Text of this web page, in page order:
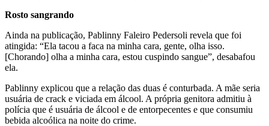
Rosto sangrando
Ainda na publicação, Pablinny Faleiro Pedersoli revela que foi
atingida: “Ela tacou a faca na minha cara, gente, olha isso.
[Chorando] olha a minha cara, estou cuspindo sangue”, desabafou
ela.
Pablinny explicou que a relação das duas é conturbada. A mãe seria
usuária de crack e viciada em álcool. A própria genitora admitiu à
polícia que é usuária de álcool e de entorpecentes e que consumiu
bebida alcoólica na noite do crime.